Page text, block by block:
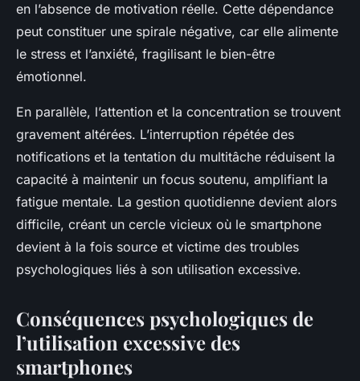
en l’absence de motivation réelle. Cette dépendance
peut constituer une spirale négative, car elle alimente
le stress et l’anxiété, fragilisant le bien-être
émotionnel.
En parallèle, l’attention et la concentration se trouvent
gravement altérées. L’interruption répétée des
notifications et la tentation du multitâche réduisent la
capacité à maintenir un focus soutenu, amplifiant la
fatigue mentale. La gestion quotidienne devient alors
difficile, créant un cercle vicieux où le smartphone
devient à la fois source et victime des troubles
psychologiques liés à son utilisation excessive.
Conséquences psychologiques de
l’utilisation excessive des
smartphones